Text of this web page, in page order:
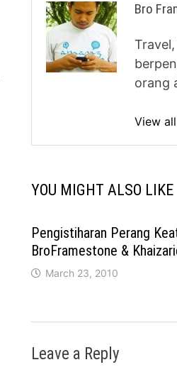
Bro
orang
View
YOU MIGHT ALSO LIKE
Pengistiharan Perang
BroFramestone &
March 23, 2010
Leave a Reply